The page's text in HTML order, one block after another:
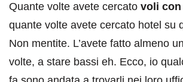
Quante volte avete cercato voli con
quante volte avete cercato hotel su
Non mentite. L’avete fatto almeno
volte, a stare bassi eh. Ecco, io